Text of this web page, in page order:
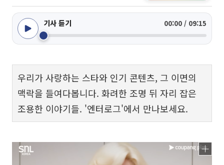
기사 듣기 00:00 / 09:15
우리가 사랑하는 스타와 인기 콘텐츠, 그 이면의
맥락을 들여다봅니다. 화려한 조명 뒤 자리 잡은
조용한 이야기들. '엔터로그'에서 만나보세요.